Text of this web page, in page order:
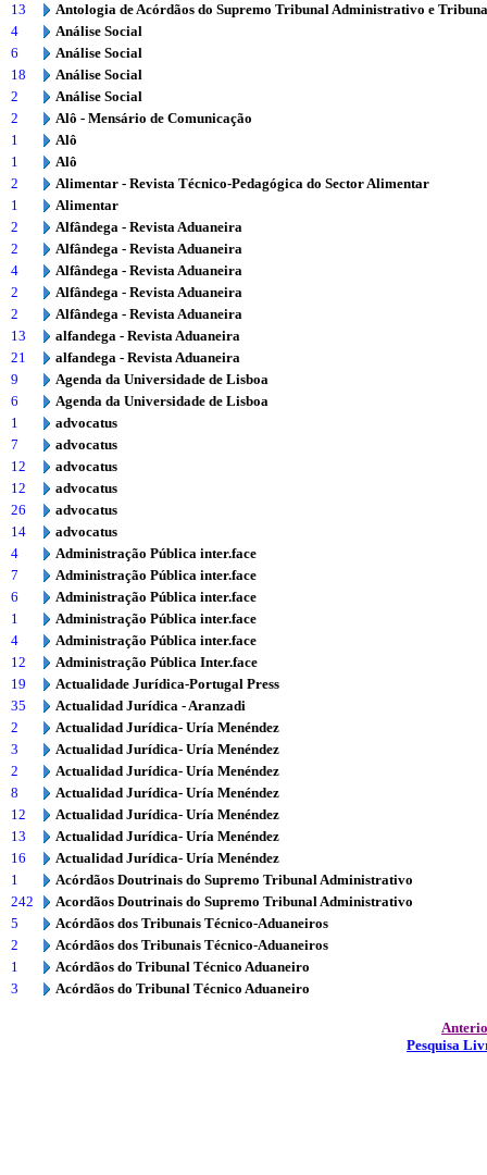
13
Antologia de Acórdãos do Supremo Tribunal Administrativo e
4
Análise Social
6
Análise Social
18
Análise Social
2
Análise Social
2
Alô - Mensário de Comunicação
1
Alô
1
Alô
2
Alimentar - Revista Técnico-Pedagógica do Sector Alimentar
1
Alimentar
2
Alfândega - Revista Aduaneira
2
Alfândega - Revista Aduaneira
4
Alfândega - Revista Aduaneira
2
Alfândega - Revista Aduaneira
2
Alfândega - Revista Aduaneira
13
alfandega - Revista Aduaneira
21
alfandega - Revista Aduaneira
9
Agenda da Universidade de Lisboa
6
Agenda da Universidade de Lisboa
1
advocatus
7
advocatus
12
advocatus
12
advocatus
26
advocatus
14
advocatus
4
Administração Pública inter.face
7
Administração Pública inter.face
6
Administração Pública inter.face
1
Administração Pública inter.face
4
Administração Pública inter.face
12
Administração Pública Inter.face
19
Actualidade Jurídica-Portugal Press
35
Actualidad Jurídica - Aranzadi
2
Actualidad Jurídica- Uría Menéndez
3
Actualidad Jurídica- Uría Menéndez
2
Actualidad Jurídica- Uría Menéndez
8
Actualidad Jurídica- Uría Menéndez
12
Actualidad Jurídica- Uría Menéndez
13
Actualidad Jurídica- Uría Menéndez
16
Actualidad Jurídica- Uría Menéndez
1
Acórdãos Doutrinais do Supremo Tribunal Administrativo
242
Acordãos Doutrinais do Supremo Tribunal Administrativo
5
Acórdãos dos Tribunais Técnico-Aduaneiros
2
Acórdãos dos Tribunais Técnico-Aduaneiros
1
Acórdãos do Tribunal Técnico Aduaneiro
3
Acórdãos do Tribunal Técnico Aduaneiro
Pesquisa